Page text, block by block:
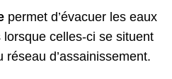
permet d’évacuer les eaux
celles-ci se situent
d’assainissement.